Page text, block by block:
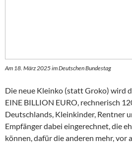
Am 18. März 2025 im Deutschen Bundestag
Die neue Kleinko (statt Groko) wird
EINE BILLION EURO, rechnerisch
Deutschlands, Kleinkinder, Rentner
Empfänger dabei eingerechnet, die
können, dafür die anderen mehr, vor